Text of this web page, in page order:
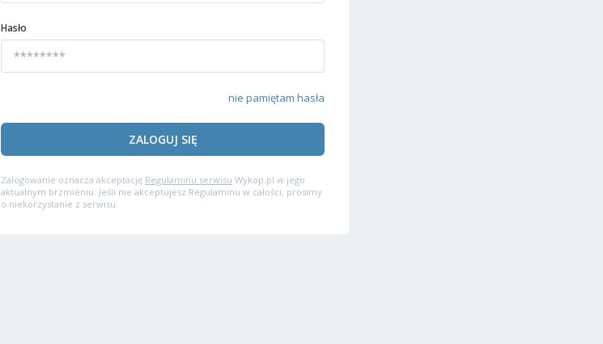
Hasło
nie pamiętam hasła
ZALOGUJ SIĘ
Zalogowanie oznacza akceptację Regulaminu serwisu Wykop.pl w jego
aktualnym brzmieniu. Jeśli nie akceptujesz Regulaminu w całości, prosimy
o niekorzystanie z serwisu.